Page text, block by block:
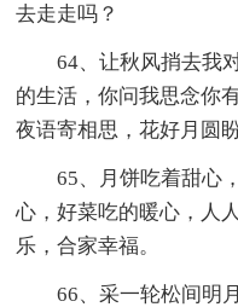
去走走吗？
64、让秋风捎去我
的生活，你问我思念你
夜语寄相思，花好月圆盼
65、月饼吃着甜心
心，好菜吃的暖心，人
乐，合家幸福。
66、采一轮松间明